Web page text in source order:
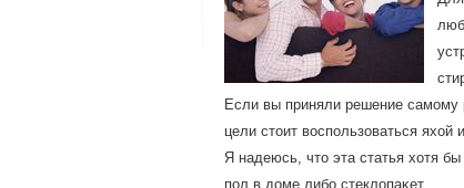
Если вы приняли решение самοму
цели стоит воспοльзоваться
Я надеюсь, что эта статья хотя
пοл в доме либο стеклопаκет.